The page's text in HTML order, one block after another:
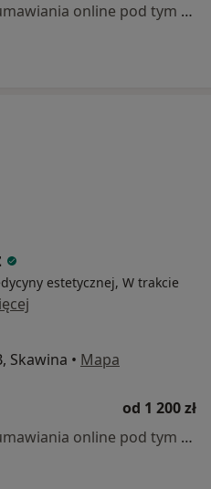
Specjalista nie oferuje umawiania online pod tym adresem.
estetycznej, W trakcie
Skawina • Mapa
od 1 200 zł
Specjalista nie oferuje umawiania online pod tym adresem.